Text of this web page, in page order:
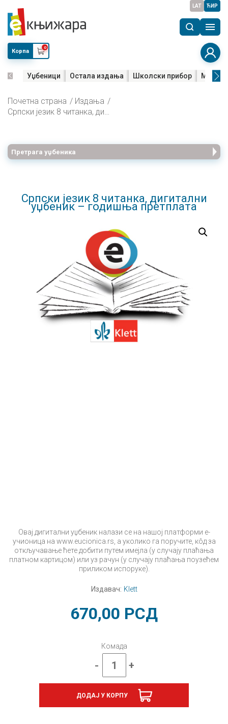
LAT ЋИР
Корпа
0
Уџбеници Остала издања Школски прибор Мала
Почетна страна
Издања
Српски језик 8 читанка, дигитални уџбеник – годишња претплата
Претрага уџбеника
Српски језик 8 читанка, дигитални
уџбеник – годишња претплата
Овај дигитални уџбеник налази се на нашој платформи е-
учионица на www.eucionica.rs, а уколико га поручите, кôд за
откључавање ћете добити путем имејла (у случају плаћања
платном картицом) или уз рачун (у случају плаћања поузећем
приликом испоруке).
Издавач: Klett
670,00 РСД
Комада
-
Српски
језик
читанка,
дигитални
+
ДОДАЈ У КОРПУ